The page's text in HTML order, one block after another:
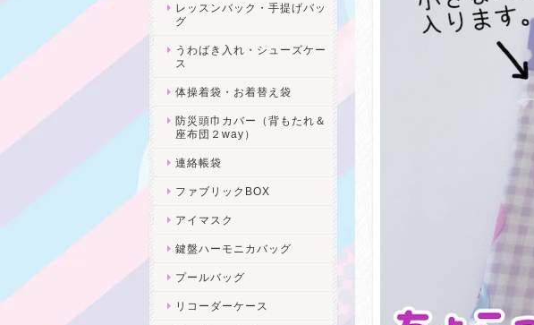
レッスンバック・手提げバッ
グ
うわばき入れ・シューズケー
ス
体操着袋・お着替え袋
防災頭巾カバー（背もたれ＆
座布団２way）
連絡帳袋
ファブリックBOX
アイマスク
鍵盤ハーモニカバッグ
プールバッグ
リコーダーケース